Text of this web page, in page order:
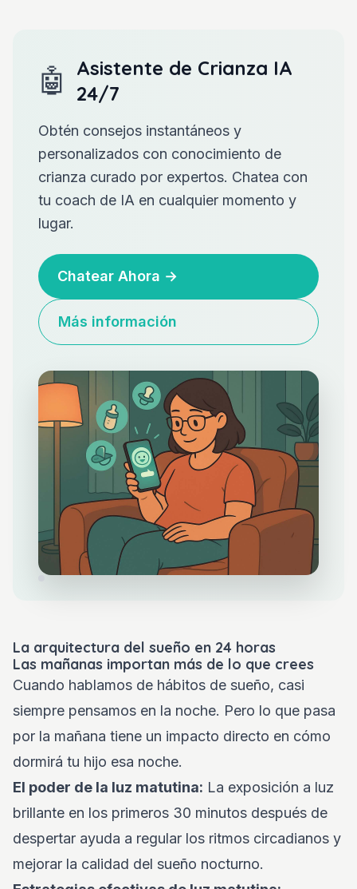
🤖
Asistente de Crianza IA
24/7
Obtén consejos instantáneos y
personalizados con conocimiento de
crianza curado por expertos. Chatea con
tu coach de IA en cualquier momento y
lugar.
Chatear Ahora →
Más información
La arquitectura del sueño en 24 horas
Las mañanas importan más de lo que crees
Cuando hablamos de hábitos de sueño, casi
siempre pensamos en la noche. Pero lo que pasa
por la mañana tiene un impacto directo en cómo
dormirá tu hijo esa noche.
El poder de la luz matutina: La exposición a luz
brillante en los primeros 30 minutos después de
despertar ayuda a regular los ritmos circadianos y
mejorar la calidad del sueño nocturno.